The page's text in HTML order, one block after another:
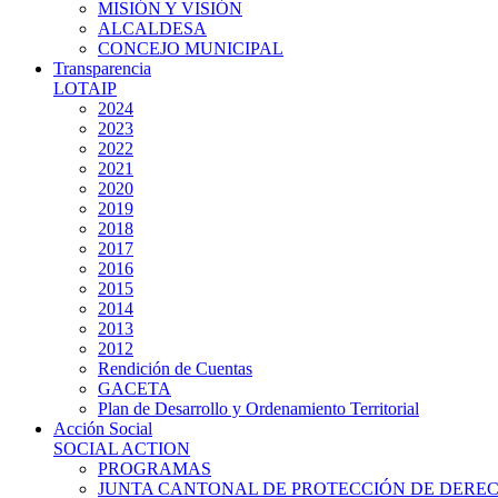
MISIÓN Y VISIÓN
ALCALDESA
CONCEJO MUNICIPAL
Transparencia
LOTAIP
2024
2023
2022
2021
2020
2019
2018
2017
2016
2015
2014
2013
2012
Rendición de Cuentas
GACETA
Plan de Desarrollo y Ordenamiento Territorial
Acción Social
SOCIAL ACTION
PROGRAMAS
JUNTA CANTONAL DE PROTECCIÓN DE